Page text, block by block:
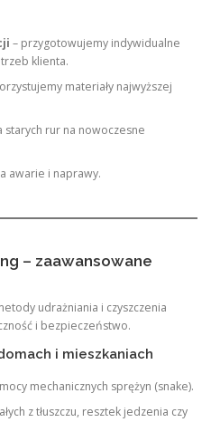
– przygotowujemy indywidualne
klienta.
materiały najwyższej
starych rur na nowoczesne
awarie i naprawy.
– zaawansowane
udrażniania i czyszczenia
i bezpieczeństwo.
i mieszkaniach
mechanicznych sprężyn (snake).
z tłuszczu, resztek jedzenia czy